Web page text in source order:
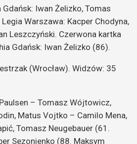
Iwan Żelizko, Tomas
Warszawa: Kacper Chodyna,
Leszczyński. Czerwona kartka
Gdańsk: Iwan Żelizko (86).
(Wrocław). Widzów: 35
– Tomasz Wójtowicz,
Matus Vojtko – Camilo Mena,
Tomasz Neugebauer (61.
Sezonienko (88. Maksym